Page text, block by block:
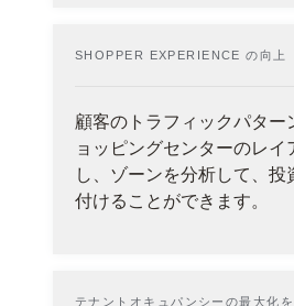
SHOPPER EXPERIENCE の向上
顧客のトラフィックパター
ョッピングセンターのレイ
し、ゾーンを分析して、投
付けることができます。
テナントオキュパンシーの最大化を